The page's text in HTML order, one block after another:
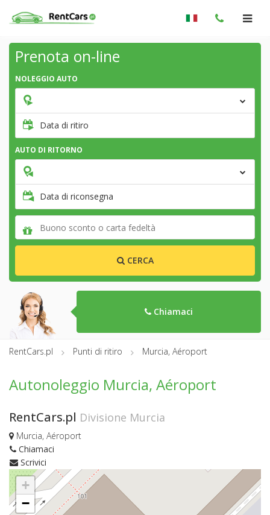
Prenota on-line
NOLEGGIO AUTO
Data di ritiro
AUTO DI RITORNO
Data di riconsegna
CERCA
Chiamaci
RentCars.pl Punti di ritiro Murcia, Aéroport
Autonoleggio Murcia, Aéroport
RentCars.pl Divisione Murcia
Murcia, Aéroport
Chiamaci
Scrivici
+
−